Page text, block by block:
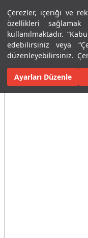
Çerezler, içeriği ve
özellikleri
kullanılmaktadır.
edebilirsiniz veya
düzenleyebilirsiniz.
Ayarları Düzenle
Menü
Ana Sayfa Karolar
Tüm Görseller(20)